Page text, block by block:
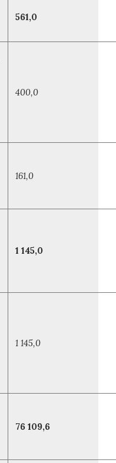
561,0
400,0
161,0
1 145,0
1 145,0
76 109,6